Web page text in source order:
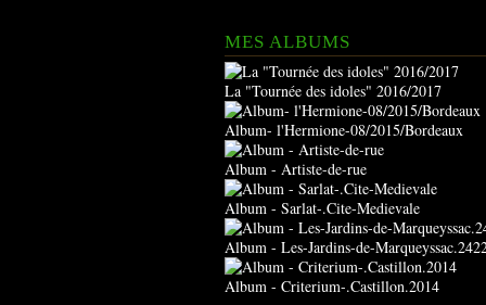
MES ALBUMS
La "Tournée des idoles" 2016/2017
Album- l'Hermione-08/2015/Bordeaux
Album - Artiste-de-rue
Album - Sarlat-.Cite-Medievale
Album - Les-Jardins-de-
Album - Criterium-.Castillon.2014